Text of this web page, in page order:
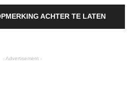
ACHTER TE LATEN
- Advertisement -